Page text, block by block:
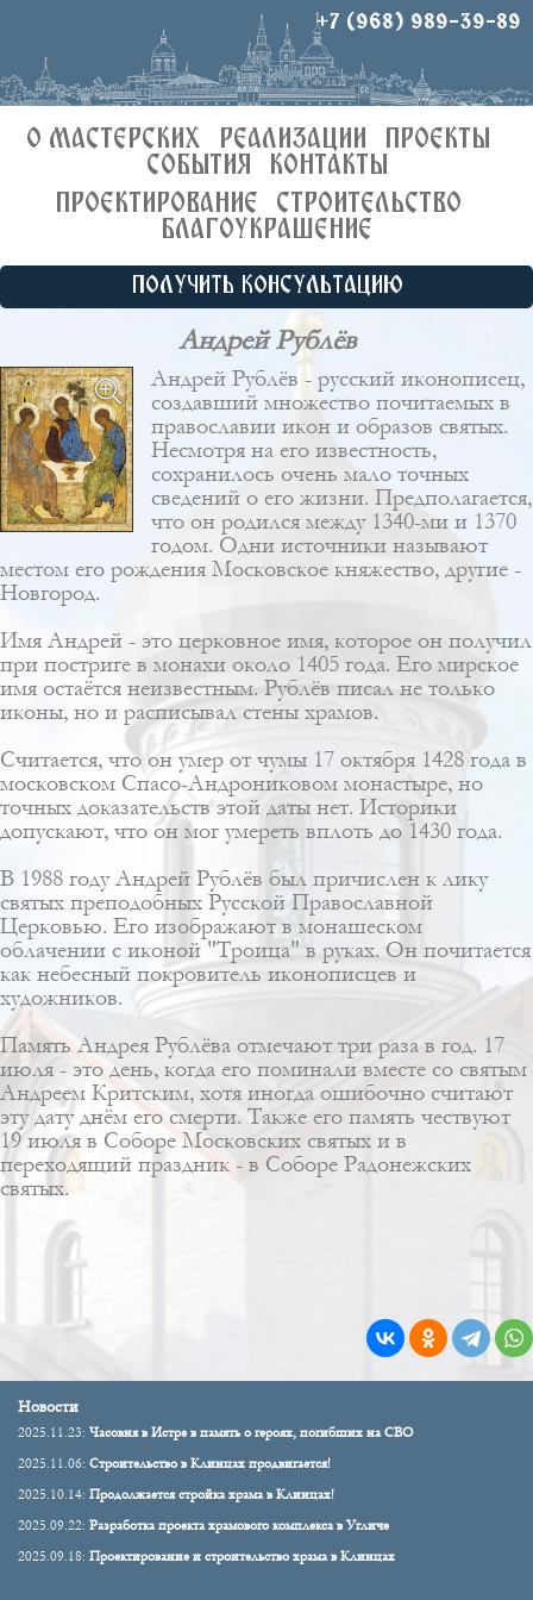
+7 (968) 989-39-89
О МАСТЕРСКИХ РЕАЛИЗАЦИИ
ПРОЕКТЫ
СОБЫТИЯ
КОНТАКТЫ
ПРОЕКТИРОВАНИЕ
СТРОИТЕЛЬСТВО
БЛАГОУКРАШЕНИЕ
ПОЛУЧИТЬ КОНСУЛЬТАЦИЮ
Андрей Рублёв
Андрей Рублёв - русский иконописец,
создавший множество почитаемых в
православии икон и образов святых.
Несмотря на его известность,
сохранилось очень мало точных
сведений о его жизни. Предполагается,
что он родился между 1340-ми и 1370
годом. Одни источники называют
местом его рождения Московское княжество, другие -
Новгород.
Имя Андрей - это церковное имя, которое он получил
при постриге в монахи около 1405 года. Его мирское
имя остаётся неизвестным. Рублёв писал не только
иконы, но и расписывал стены храмов.
Считается, что он умер от чумы 17 октября 1428 года в
московском Спасо-Андрониковом монастыре, но
точных доказательств этой даты нет. Историки
допускают, что он мог умереть вплоть до 1430 года.
В 1988 году Андрей Рублёв был причислен к лику
святых преподобных Русской Православной
Церковью. Его изображают в монашеском
облачении с иконой "Троица" в руках. Он почитается
как небесный покровитель иконописцев и
художников.
Память Андрея Рублёва отмечают три раза в год. 17
июля - это день, когда его поминали вместе со святым
Андреем Критским, хотя иногда ошибочно считают
эту дату днём его смерти. Также его память чествуют
19 июля в Соборе Московских святых и в
переходящий праздник - в Соборе Радонежских
святых.
Новости
2025.11.23: Часовня в Истре в память о героях, погибших на СВО
2025.11.06: Строительство в Клинцах продвигается!
2025.10.14: Продолжается стройка храма в Клинцах!
2025.09.22: Разработка проекта храмового комплекса в Угличе
2025.09.18: Проектирование и строительство храма в Клинцах